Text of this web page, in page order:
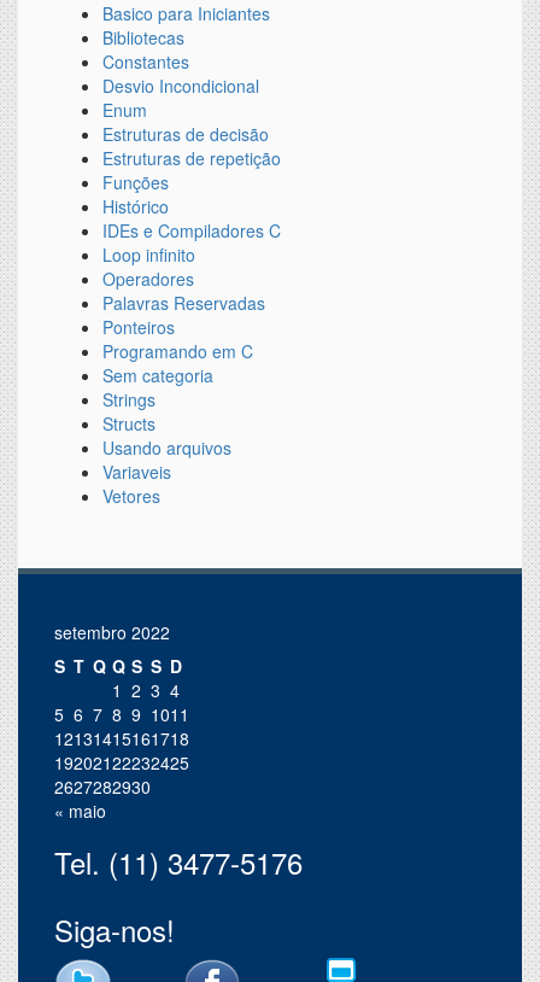
Basico para Iniciantes
Bibliotecas
Constantes
Desvio Incondicional
Enum
Estruturas de decisão
Estruturas de repetição
Funções
Histórico
IDEs e Compiladores C
Loop infinito
Operadores
Palavras Reservadas
Ponteiros
Programando em C
Sem categoria
Strings
Structs
Usando arquivos
Variaveis
Vetores
setembro 2022
S T Q Q S S D
1 2 3 4
5 6 7 8 9 1011
12131415161718
19202122232425
2627282930
« maio
Tel. (11) 3477-5176
Siga-nos!